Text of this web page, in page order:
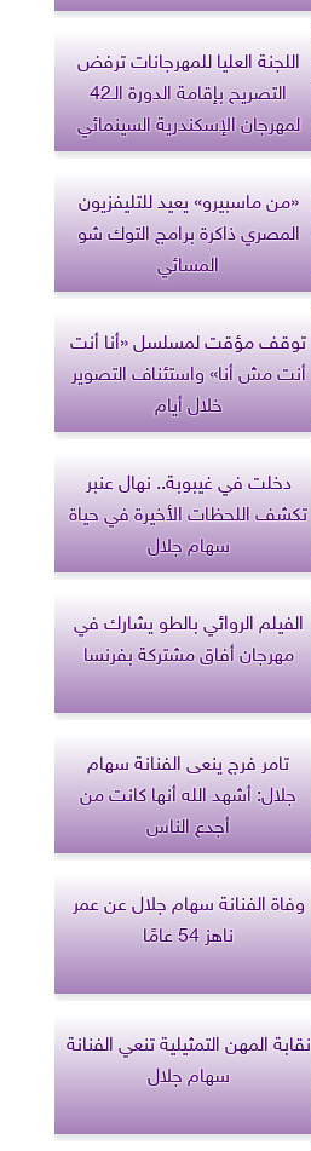
اللجنة العليا للمهرجانات ترفض
التصريح بإقامة الدورة الـ42
لمهرجان الإسكندرية السينمائي
«من ماسبيرو» يعيد للتليفزيون
المصري ذاكرة برامج التوك شو
المسائي
توقف مؤقت لمسلسل «أنا أنت
أنت مش أنا» واستئناف التصوير
خلال أيام
دخلت في غيبوبة.. نهال عنبر
تكشف اللحظات الأخيرة في حياة
سهام جلال
الفيلم الروائي بالطو يشارك في
مهرجان أفاق مشتركة بفرنسا
تامر فرج ينعى الفنانة سهام
جلال: أشهد الله أنها كانت من
أجدع الناس
وفاة الفنانة سهام جلال عن عمر
ناهز 54 عامًا
نقابة المهن التمثيلية تنعي الفنانة
سهام جلال